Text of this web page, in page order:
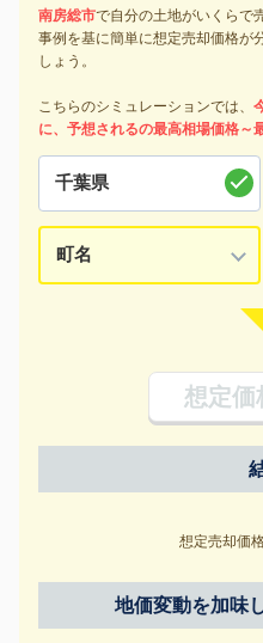
南房総市で自分の土地がいくらで
事例を基に簡単に想定売却価格が
しょう。
こちらのシミュレーションでは、
に、予想されるの最高相場価格～
想定価
想定売却価
地価変動を加味